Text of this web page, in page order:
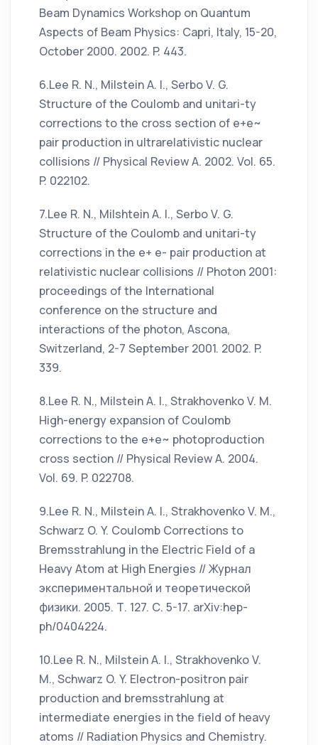
Beam Dynamics Workshop on Quantum
Aspects of Beam Physics: Capri, Italy, 15-20,
October 2000. 2002. P. 443.
6.Lee R. N., Milstein A. I., Serbo V. G.
Structure of the Coulomb and unitari-ty
corrections to the cross section of e+e~
pair production in ultrarelativistic nuclear
collisions // Physical Review A. 2002. Vol. 65.
P. 022102.
7.Lee R. N., Milshtein A. I., Serbo V. G.
Structure of the Coulomb and unitari-ty
corrections in the e+ e- pair production at
relativistic nuclear collisions // Photon 2001:
proceedings of the International
conference on the structure and
interactions of the photon, Ascona,
Switzerland, 2-7 September 2001. 2002. P.
339.
8.Lee R. N., Milstein A. I., Strakhovenko V. M.
High-energy expansion of Coulomb
corrections to the e+e~ photoproduction
cross section // Physical Review A. 2004.
Vol. 69. P. 022708.
9.Lee R. N., Milstein A. I., Strakhovenko V. M.,
Schwarz O. Y. Coulomb Corrections to
Bremsstrahlung in the Electric Field of a
Heavy Atom at High Energies // Журнал
экспериментальной и теоретической
физики. 2005. Т. 127. С. 5-17. arXiv:hep-
ph/0404224.
10.Lee R. N., Milstein A. I., Strakhovenko V.
M., Schwarz O. Y. Electron-positron pair
production and bremsstrahlung at
intermediate energies in the field of heavy
atoms // Radiation Physics and Chemistry.